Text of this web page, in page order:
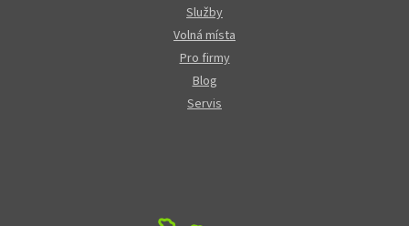
Služby
Volná místa
Pro firmy
Blog
Servis